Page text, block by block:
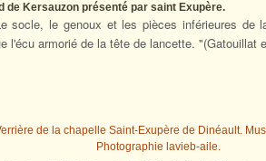
de Kersauzon présenté par saint Exupère.
socle, le genoux et les pièces inférieures de
l'écu armorié de la tête de lancette. "(Gatouillat